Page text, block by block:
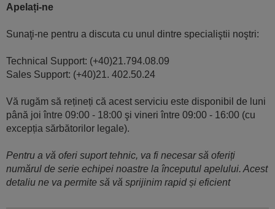
Apelați-ne
Sunaţi-ne pentru a discuta cu unul dintre specialiştii noştri:
Technical Support: (+40)21.794.08.09
Sales Support: (+40)21. 402.50.24
Vă rugăm să rețineți că acest serviciu este disponibil de luni
până joi între 09:00 - 18:00 şi vineri între 09:00 - 16:00 (cu
excepția sărbătorilor legale).
Pentru a vă oferi suport tehnic, va fi necesar să oferiți
numărul de serie echipei noastre la începutul apelului. Acest
detaliu ne va permite să vă sprijinim rapid și eficient